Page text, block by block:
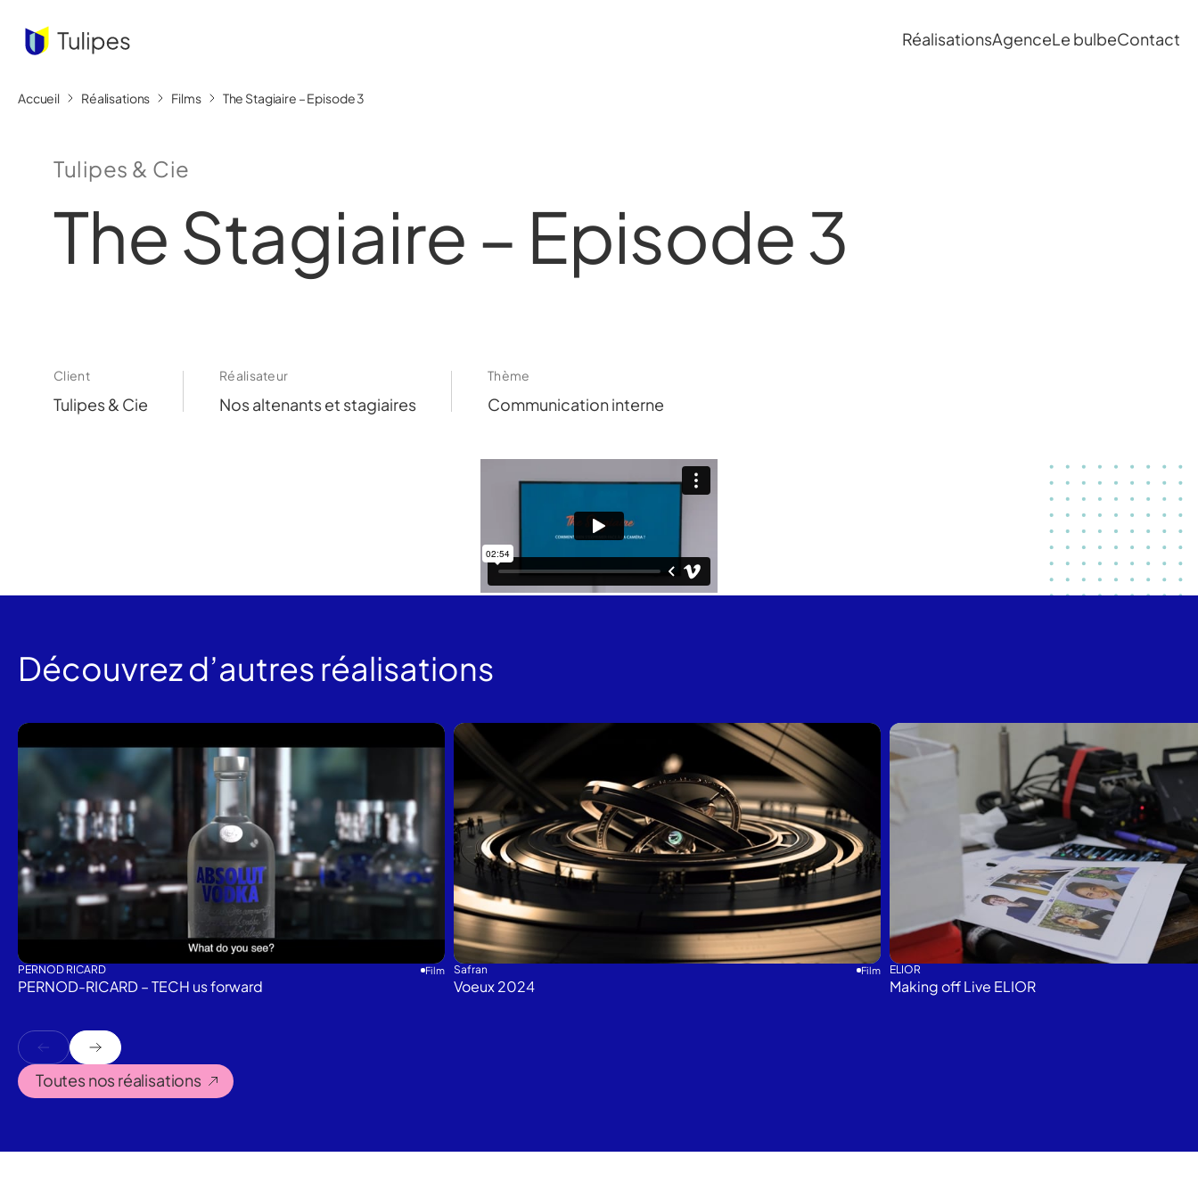
RéalisationsAgenceLe bulbeContact
Accueil Réalisations Films The Stagiaire – Episode 3
Tulipes & Cie
The Stagiaire – Episode 3
Client
Tulipes & Cie
Réalisateur
Nos altenants et stagiaires
Thème
Communication interne
Découvrez d’autres réalisations
PERNOD RICARD Film
PERNOD-RICARD – TECH us forward
Safran Film
Voeux 2024
ELIOR
Making off Live ELIOR
Toutes nos réalisations